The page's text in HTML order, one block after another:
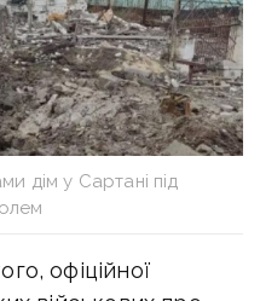
дім у Сартані під
офіційної